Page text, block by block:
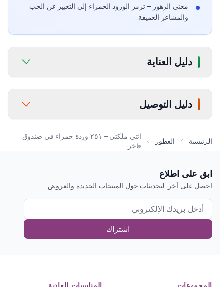
معنى الزهور – ترمز الورود الحمراء إلى التعبير عن الحب
والمشاعر العميقة.
دليل العناية
دليل التوصيل
الرئيسية العطور
انتي ملكتي – ٢٥١ وردة حمراء في صندوق
فاخر
ابق على اطلاع
احصل على آخر التحديثات حول المنتجات الجديدة والعروض
اشتراك
المجموعات
المناسبات العادية